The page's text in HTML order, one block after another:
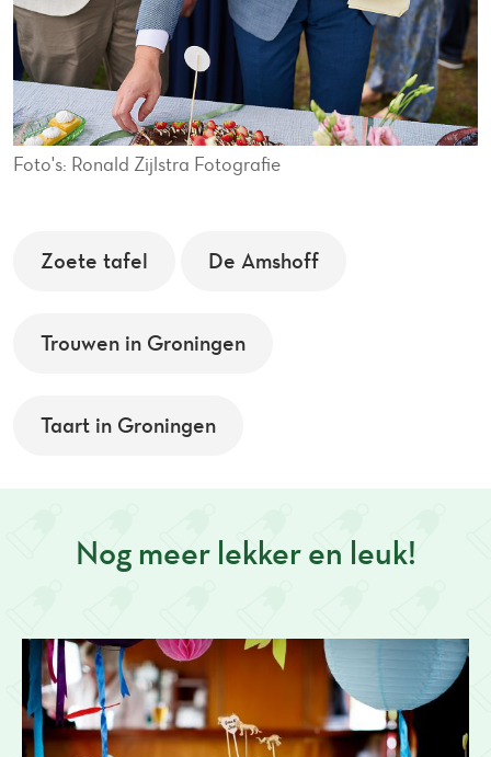
Foto's: Ronald Zijlstra Fotografie
Zoete tafel De Amshoff
Trouwen in Groningen
Taart in Groningen
Nog meer lekker en leuk!